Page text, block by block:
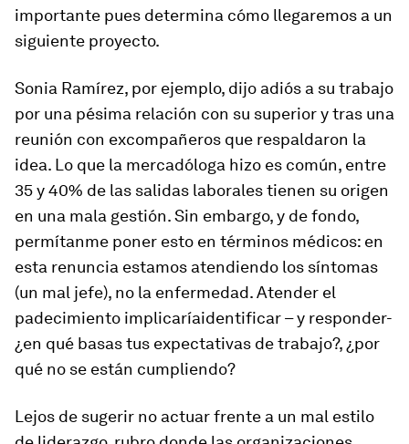
importante pues determina cómo llegaremos a un
siguiente proyecto.
Sonia Ramírez, por ejemplo, dijo adiós a su trabajo
por una pésima relación con su superior y tras una
reunión con excompañeros que respaldaron la
idea. Lo que la mercadóloga hizo es común, entre
35 y 40% de las salidas laborales tienen su origen
en una mala gestión. Sin embargo, y de fondo,
permítanme poner esto en términos médicos: en
esta renuncia estamos atendiendo los síntomas
(un mal jefe), no la enfermedad. Atender el
padecimiento implicaríaidentificar – y responder-
¿en qué basas tus expectativas de trabajo?, ¿por
qué no se están cumpliendo?
Lejos de sugerir no actuar frente a un mal estilo